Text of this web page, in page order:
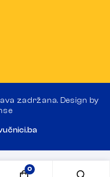
zadržana. Design by
0